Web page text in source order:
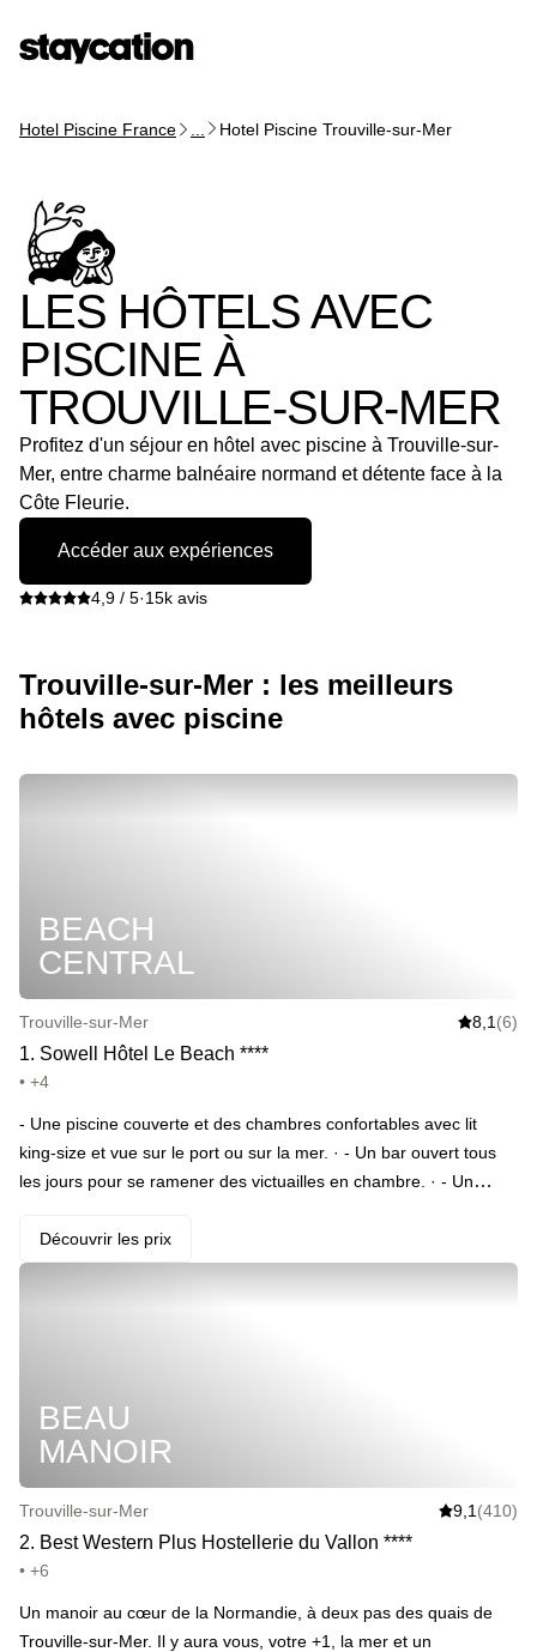
Hotel Piscine France Hotel Piscine Trouville-sur-Mer
LES HÔTELS AVEC
PISCINE À
TROUVILLE-SUR-MER
Profitez d'un séjour en hôtel avec piscine à Trouville-sur-
Mer, entre charme balnéaire normand et détente face à la
Côte Fleurie.
Accéder aux expériences
4,9 / 5·15k avis
Trouville-sur-Mer : les meilleurs
hôtels avec piscine
BEACH
CENTRAL
Trouville-sur-Mer 8,1 (6)
1. Sowell Hôtel Le Beach ****
• +4
- Une piscine couverte et des chambres confortables avec lit
king-size et vue sur le port ou sur la mer. · - Un bar ouvert tous
les jours pour se ramener des victuailles en chambre. · - Un
du port.
Découvrir les prix
BEAU
MANOIR
Trouville-sur-Mer 9,1 (410)
2. Best Western Plus Hostellerie du Vallon ****
• +6
Un manoir au cœur de la Normandie, à deux pas des quais de
Trouville-sur-Mer. Il y aura vous, votre +1, la mer et un